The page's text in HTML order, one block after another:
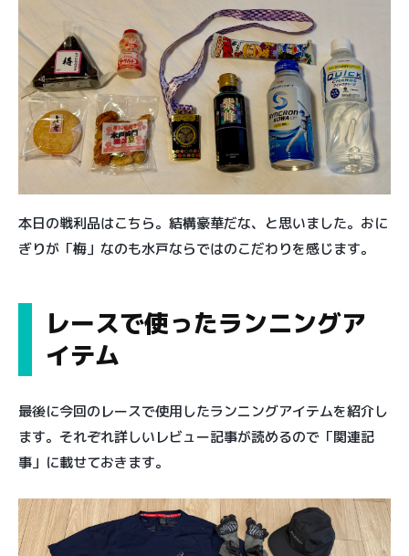
本日の戦利品はこちら。結構豪華だな、と思いました。おに
ぎりが「梅」なのも水戸ならではのこだわりを感じます。
レースで使ったランニングア
イテム
最後に今回のレースで使用したランニングアイテムを紹介し
ます。それぞれ詳しいレビュー記事が読めるので「関連記
事」に載せておきます。